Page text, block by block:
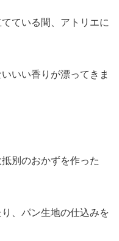
ている間、アトリエに
いい香りが漂ってきま
別のおかずを作った
、パン生地の仕込みを